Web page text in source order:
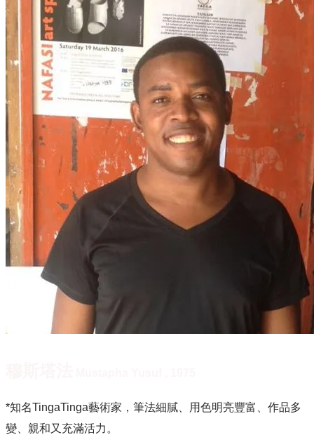
​*知名TingaTinga藝術家，筆法細膩、用色明亮豐富、作品多
變、親和又充滿活力。